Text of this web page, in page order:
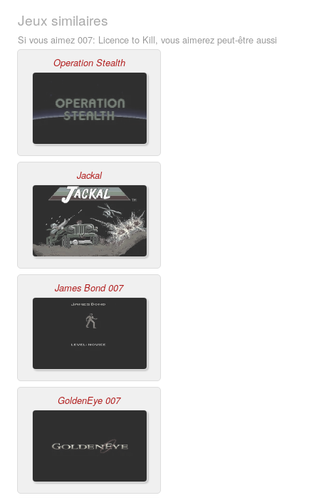
Jeux similaires
Si vous aimez 007: Licence to Kill, vous aimerez peut-être aussi
Operation Stealth
Jackal
James Bond 007
GoldenEye 007